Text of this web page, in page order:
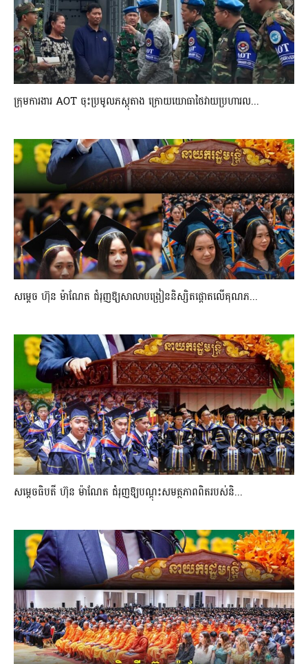
ក្រុមការងារ AOT ចុះប្រមូលភស្តុតាង ក្រោយយោធាថៃវាយប្រហារល...
សម្តេច ហ៊ុន ម៉ាណែត ជំរុញឱ្យសាលាបង្រៀននិស្សិតផ្តោតលើគុណភ...
សម្តេចធិបតី ហ៊ុន ម៉ាណែត ជំរុញឱ្យបណ្តុះសមត្ថភាពពិតរបស់និ...